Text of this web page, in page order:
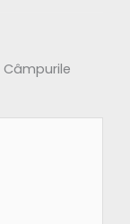
Câmpurile